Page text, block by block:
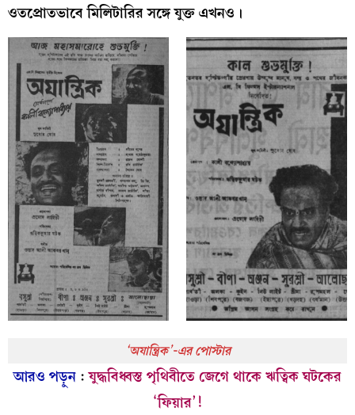
ওতপ্রোতভাবে মিলিটারির সঙ্গে যুক্ত এখনও।
‘অযান্ত্রিক’-এর পোস্টার
আরও পড়ুন :যুদ্ধবিধ্বস্ত পৃথিবীতে জেগে থাকে ঋত্বিক ঘটকের
‘ফিয়ার’!